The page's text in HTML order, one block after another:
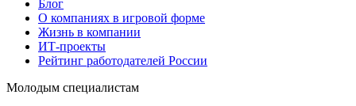
Блог
О компаниях в игровой форме
Жизнь в компании
ИТ-проекты
Рейтинг работодателей России
Молодым специалистам